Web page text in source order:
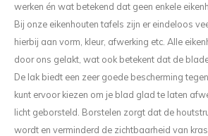
werken én wat betekend dat geen enkele
Bij onze eikenhouten tafels zijn er eindeloos
hierbij aan vorm, kleur, afwerking etc. Alle
door ons gelakt, wat ook betekent dat de
De lak biedt een zeer goede bescherming
kunt ervoor kiezen om je blad glad te laten
licht geborsteld. Borstelen zorgt dat de
wordt en verminderd de zichtbaarheid van